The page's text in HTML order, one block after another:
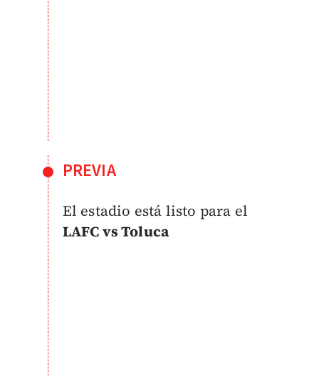
PREVIA
El estadio está listo para el
LAFC vs Toluca